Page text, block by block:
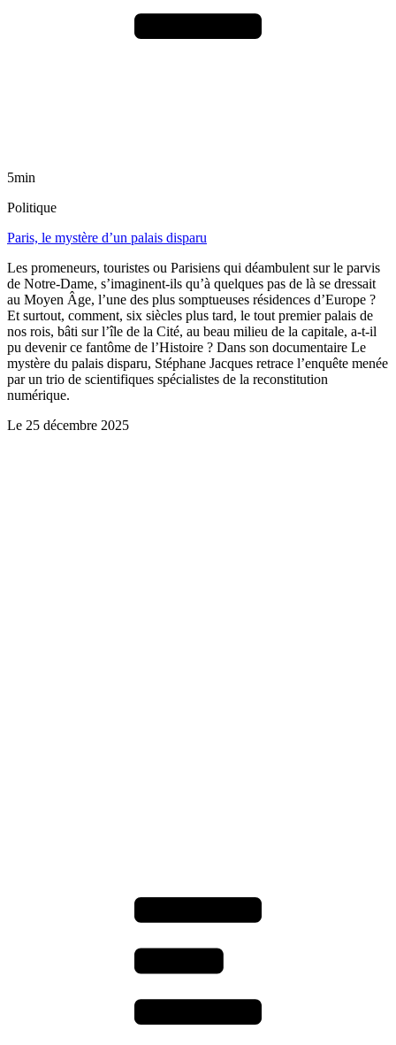
5min
Politique
Paris, le mystère d’un palais disparu
Les promeneurs, touristes ou Parisiens qui déambulent sur le parvis
de Notre-Dame, s’imaginent-ils qu’à quelques pas de là se dressait
au Moyen Âge, l’une des plus somptueuses résidences d’Europe ?
Et surtout, comment, six siècles plus tard, le tout premier palais de
nos rois, bâti sur l’île de la Cité, au beau milieu de la capitale, a-t-il
pu devenir ce fantôme de l’Histoire ? Dans son documentaire Le
mystère du palais disparu, Stéphane Jacques retrace l’enquête menée
par un trio de scientifiques spécialistes de la reconstitution
numérique.
Le 25 décembre 2025